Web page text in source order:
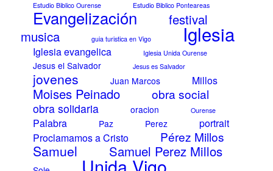
Estudio Biblico Ourense Estudio Biblico Ponteareas
Evangelización
festival
musica
guia turistica en Vigo Iglesia
Iglesia evangelica Iglesia Unida Ourense
Jesus el Salvador Jesus es Salvador
jovenes Juan Marcos Millos
Moises Peinado obra social
obra solidaria oracion Ourense
Palabra Paz Perez
portrait
Proclamamos a Cristo
Pérez Millos
Samuel Samuel Perez Millos